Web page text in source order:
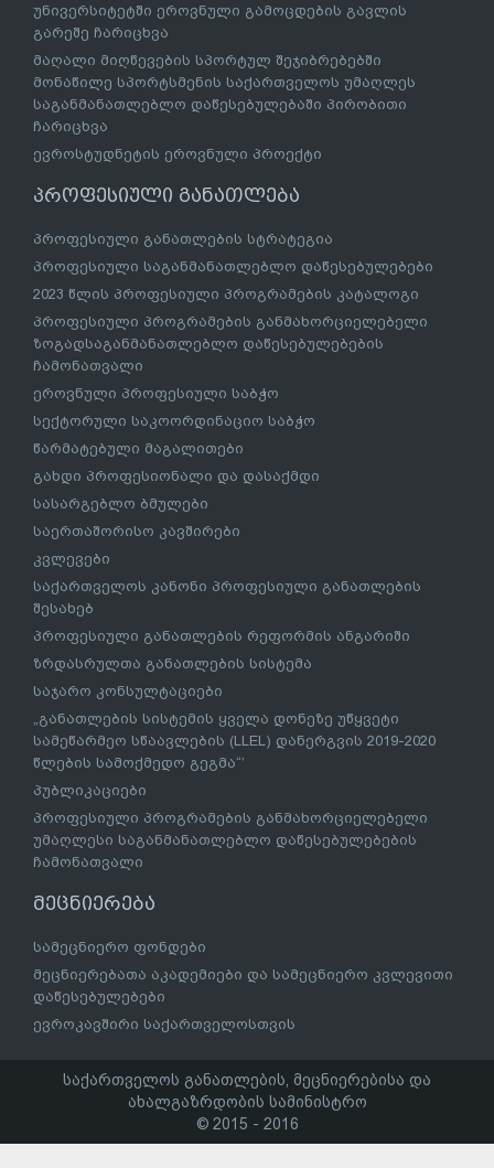
უნივერსიტეტში ეროვნული გამოცდების გავლის
გარეშე ჩარიცხვა
მაღალი მიღწევების სპორტულ შეჯიბრებებში
მონაწილე სპორტსმენის საქართველოს უმაღლეს
საგანმანათლებლო დაწესებულებაში პირობითი
ჩარიცხვა
ევროსტუდნეტის ეროვნული პროექტი
პროფესიული განათლება
პროფესიული განათლების სტრატეგია
პროფესიული საგანმანათლებლო დაწესებულებები
2023 წლის პროფესიული პროგრამების კატალოგი
პროფესიული პროგრამების განმახორციელებელი
ზოგადსაგანმანათლებლო დაწესებულებების
ჩამონათვალი
ეროვნული პროფესიული საბჭო
სექტორული საკოორდინაციო საბჭო
წარმატებული მაგალითები
გახდი პროფესიონალი და დასაქმდი
სასარგებლო ბმულები
საერთაშორისო კავშირები
კვლევები
საქართველოს კანონი პროფესიული განათლების
შესახებ
პროფესიული განათლების რეფორმის ანგარიში
ზრდასრულთა განათლების სისტემა
საჯარო კონსულტაციები
„განათლების სისტემის ყველა დონეზე უწყვეტი
სამეწარმეო სწაავლების (LLEL) დანერგვის 2019-2020
წლების სამოქმედო გეგმა“’
პუბლიკაციები
პროფესიული პროგრამების განმახორციელებელი
უმაღლესი საგანმანათლებლო დაწესებულებების
ჩამონათვალი
მეცნიერება
სამეცნიერო ფონდები
მეცნიერებათა აკადემიები და სამეცნიერო კვლევითი
დაწესებულებები
ევროკავშირი საქართველოსთვის
საქართველოს განათლების, მეცნიერებისა და
ახალგაზრდობის სამინისტრო
© 2015 - 2016